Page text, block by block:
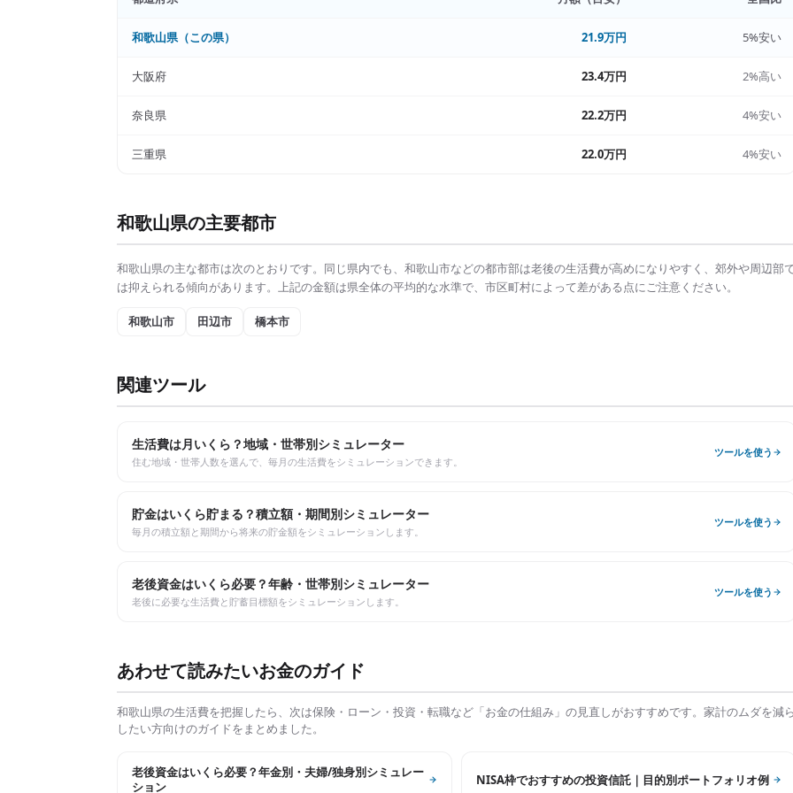
和歌山県（この県） 21.9万円 5%安い
大阪府 23.4万円 2%高い
奈良県 22.2万円 4%安い
三重県 22.0万円 4%安い
和歌山県の主要都市
和歌山県の主な都市は次のとおりです。同じ県内でも、 和歌山市などの都市部は老後の生活費が高めになりやすく、郊外や周辺部
は抑えられる傾向があります。上記の金額は県全体の平均的な水準で、市区町村によって差がある点にご注意ください。
和歌山市 田辺市 橋本市
関連ツール
生活費は月いくら？地域・世帯別シミュレーター
住む地域・世帯人数を選んで、毎月の生活費をシミュレーションできます。
ツールを使う
貯金はいくら貯まる？積立額・期間別シミュレーター
毎月の積立額と期間から将来の貯金額をシミュレーションします。
ツールを使う
老後資金はいくら必要？年齢・世帯別シミュレーター
老後に必要な生活費と貯蓄目標額をシミュレーションします。
ツールを使う
あわせて読みたいお金のガイド
和歌山県の生活費を把握したら、次は保険・ローン・投資・転職など「お金の仕組み」の見直しがおすすめです。家計のムダを減
したい方向けのガイドをまとめました。
老後資金はいくら必要？年金別・夫婦/独身別シミュレー
ション
NISA枠でおすすめの投資信託｜目的別ポートフォリオ例